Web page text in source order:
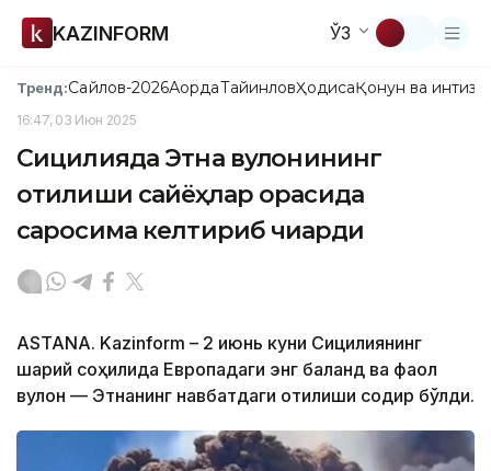
KAZINFORM ЎЗ
Тренд:Сайлов-2026АқордаТайинловҲодисаҚонун ва
16:47, 03 Июн 2025
Сицилияда Этна вулқонининг
отилиши сайёҳлар орасида
саросима келтириб чиқарди
ASTANA. Kazinform – 2 июнь куни Сицилиянинг
шарқий соҳилида Европадаги энг баланд ва фаол
вулқон — Этнанинг навбатдаги отилиши содир бўлди.